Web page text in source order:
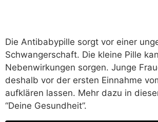
Die Antibabypille sorgt vor einer
Schwangerschaft. Die kleine Pille
Nebenwirkungen sorgen. Junge
deshalb vor der ersten Einnahme
aufklären lassen. Mehr dazu in
“Deine Gesundheit”.